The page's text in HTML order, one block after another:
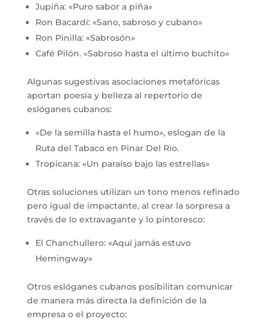
Jupiña: «Puro sabor a piña»
Ron Bacardí: «Sano, sabroso y cubano»
Ron Pinilla: «Sabrosón»
Café Pilón. «Sabroso hasta el último buchito»
Algunas sugestivas asociaciones metafóricas
aportan poesía y belleza al repertorio de
eslóganes cubanos:
«De la semilla hasta el humo», eslogan de la
Ruta del Tabaco en Pinar Del Río.
Tropicana: «Un paraíso bajo las estrellas»
Otras soluciones utilizan un tono menos refinado
pero igual de impactante, al crear la sorpresa a
través de lo extravagante y lo pintoresco:
El Chanchullero: «Aquí jamás estuvo
Hemingway»
Otros eslóganes cubanos posibilitan comunicar
de manera más directa la definición de la
empresa o el proyecto: